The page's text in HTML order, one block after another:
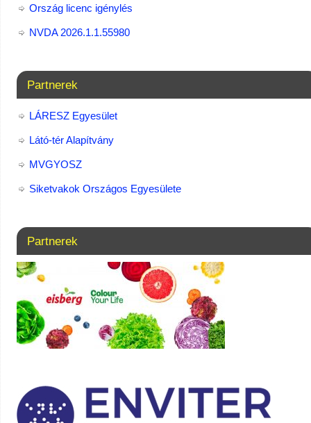
Ország licenc igénylés
NVDA 2026.1.1.55980
Partnerek
LÁRESZ Egyesület
Látó-tér Alapítvány
MVGYOSZ
Siketvakok Országos Egyesülete
Partnerek